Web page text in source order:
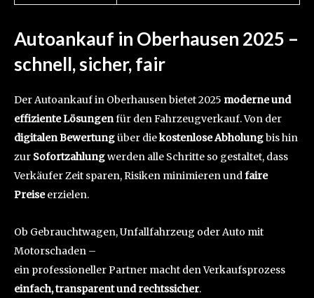
Autoankauf in Oberhausen 2025 –
schnell, sicher, fair
Der Autoankauf in Oberhausen bietet 2025 moderne und
effiziente Lösungenfür den Fahrzeugverkauf. Von der
digitalen Bewertungüber diekostenlose Abholungbis hin
zur Sofortzahlungwerden alle Schritte so gestaltet, dass
Verkäufer Zeit sparen, Risiken minimieren undfaire
Preiseerzielen.
Ob Gebrauchtwagen, Unfallfahrzeug oder Auto mit
Motorschaden –
ein professioneller Partner macht den Verkaufsprozess
einfach, transparent und rechtssicher.